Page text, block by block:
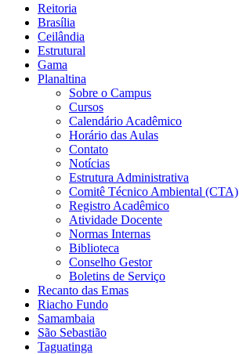
Reitoria
Brasília
Ceilândia
Estrutural
Gama
Planaltina
Sobre o Campus
Cursos
Calendário Acadêmico
Horário das Aulas
Contato
Notícias
Estrutura Administrativa
Comitê Técnico Ambiental (CTA)
Registro Acadêmico
Atividade Docente
Normas Internas
Biblioteca
Conselho Gestor
Boletins de Serviço
Recanto das Emas
Riacho Fundo
Samambaia
São Sebastião
Taguatinga